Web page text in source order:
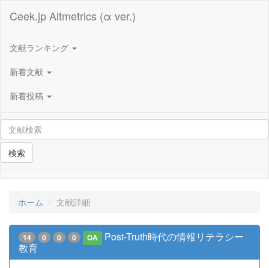
Ceek.jp Altmetrics (α ver.)
文献ランキング
新着文献
新着投稿
検索
ホーム 文献詳細
14 0 0 0 OA
Post-Truth時代の情報リテラシー
教育